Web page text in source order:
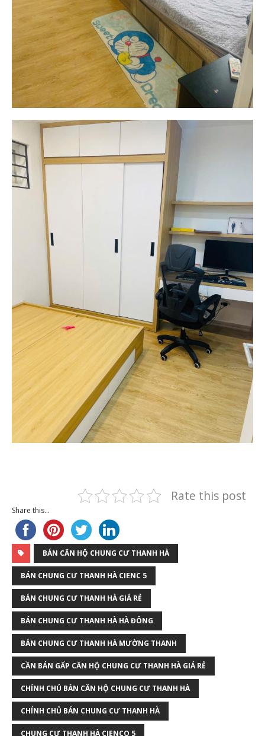
Rate this post
Share this...
BÁN CĂN HỘ CHUNG CƯ THANH HÀ
BÁN CHUNG CƯ THANH HÀ CIENC 5
BÁN CHUNG CƯ THANH HÀ GIÁ RẺ
BÁN CHUNG CƯ THANH HÀ HÀ ĐÔNG
BÁN CHUNG CƯ THANH HÀ MƯỜNG THANH
CẦN BÁN GẤP CĂN HỘ CHUNG CƯ THANH HÀ GIÁ RẺ
CHÍNH CHỦ BÁN CĂN HỘ CHUNG CƯ THANH HÀ
CHÍNH CHỦ BÁN CHUNG CƯ THANH HÀ
CHUNG CƯ THANH HÀ CIENCO 5